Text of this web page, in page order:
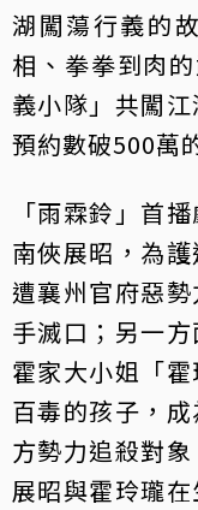
湖闖蕩行義的
相、拳拳到肉
義小隊」共闖
預約數破500萬
「雨霖鈴」首
南俠展昭，為
遭襄州官府惡
手滅口；另一
霍家大小姐「
百毒的孩子，
方勢力追殺對
展昭與霍玲瓏